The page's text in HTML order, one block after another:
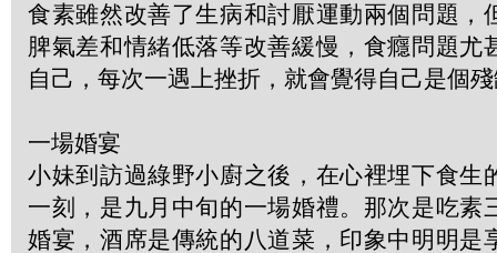
食素雖然改善了生病和討厭運動兩個問題，
脾氣差和情緒低落等改善緩慢，食癮問題尤
自己，每次一遇上挫折，就會覺得自己是個
一場婚宴
小妹到訪過綠野小廚之後，在心裡埋下食生
一刻，是九月中旬的一場婚禮。那次是吃素
婚宴，酒席是傳統的八道菜，印象中明明是